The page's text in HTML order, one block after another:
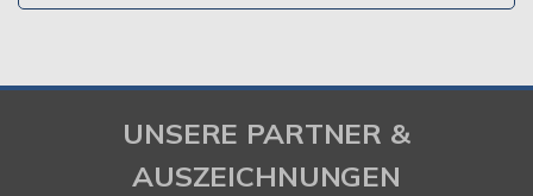
UNSERE PARTNER &
AUSZEICHNUNGEN